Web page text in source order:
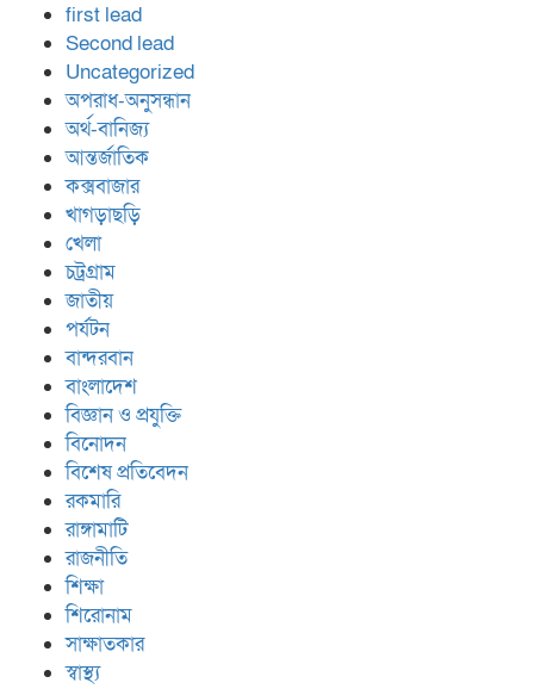
first lead
Second lead
Uncategorized
অপরাধ-অনুসন্ধান
অর্থ-বানিজ্য
আন্তর্জাতিক
কক্সবাজার
খাগড়াছড়ি
খেলা
চট্রগ্রাম
জাতীয়
পর্যটন
বান্দরবান
বাংলাদেশ
বিজ্ঞান ও প্রযুক্তি
বিনোদন
বিশেষ প্রতিবেদন
রকমারি
রাঙ্গামাটি
রাজনীতি
শিক্ষা
শিরোনাম
সাক্ষাতকার
স্বাস্থ্য